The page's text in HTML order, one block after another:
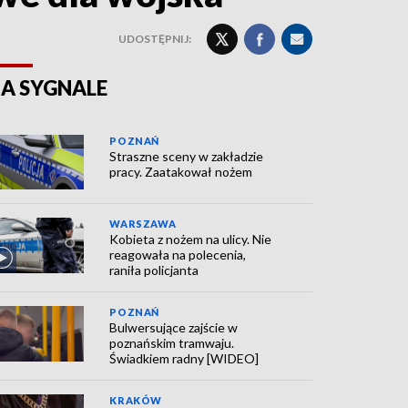
UDOSTĘPNIJ:
SYGNALE
POZNAŃ
Straszne sceny w zakładzie
pracy. Zaatakował nożem
WARSZAWA
Kobieta z nożem na ulicy. Nie
reagowała na polecenia,
raniła policjanta
POZNAŃ
Bulwersujące zajście w
poznańskim tramwaju.
Świadkiem radny [WIDEO]
KRAKÓW